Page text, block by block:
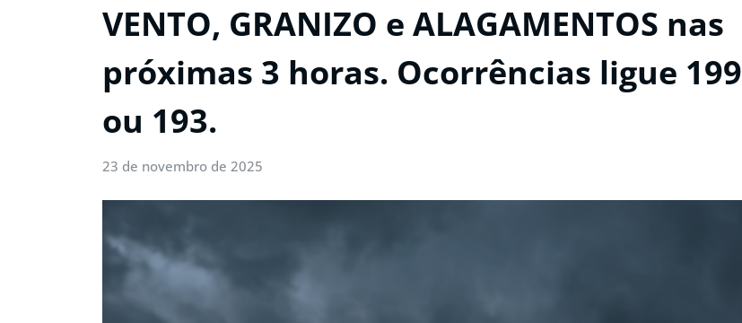
VENTO, GRANIZO e ALAGAMENTOS nas
próximas 3 horas. Ocorrências ligue 199
ou 193.
23 de novembro de 2025